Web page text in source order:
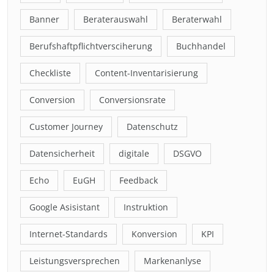
Banner Beraterauswahl Beraterwahl
Berufshaftpflichtversciherung Buchhandel
Checkliste Content-Inventarisierung
Conversion Conversionsrate
Customer Journey Datenschutz
Datensicherheit digitale DSGVO
Echo EuGH Feedback
Google Asisistant Instruktion
Internet-Standards Konversion KPI
Leistungsversprechen Markenanlyse